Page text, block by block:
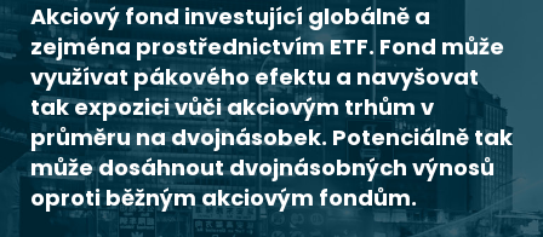
Akciový fond investující globálně a
zejména prostřednictvím ETF. Fond může
využívat pákového efektu a navyšovat
tak expozici vůči akciovým trhům v
průměru na dvojnásobek. Potenciálně tak
může dosáhnout dvojnásobných výnosů
oproti běžným akciovým fondům.